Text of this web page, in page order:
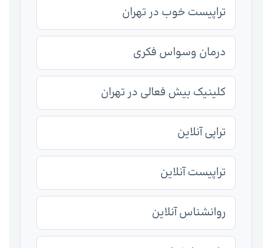
تراپیست خوب در تهران
درمان وسواس فکری
کلینیک بیش فعالی در تهران
تراپی آنلاین
تراپیست آنلاین
روانشناس آنلاین